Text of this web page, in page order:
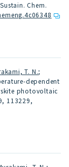
Chem.
T. N.;
dependent
photovoltaic
113229,